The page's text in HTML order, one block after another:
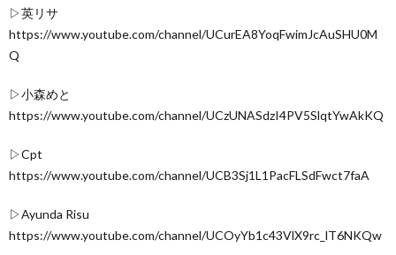
▷英リサ
https://www.youtube.com/channel/UCurEA8YoqFwimJcAuSHU0M
Q
▷小森めと
https://www.youtube.com/channel/UCzUNASdzI4PV5SlqtYwAkKQ
▷Cpt
https://www.youtube.com/channel/UCB3Sj1L1PacFLSdFwct7faA
▷Ayunda Risu
https://www.youtube.com/channel/UCOyYb1c43VlX9rc_lT6NKQw